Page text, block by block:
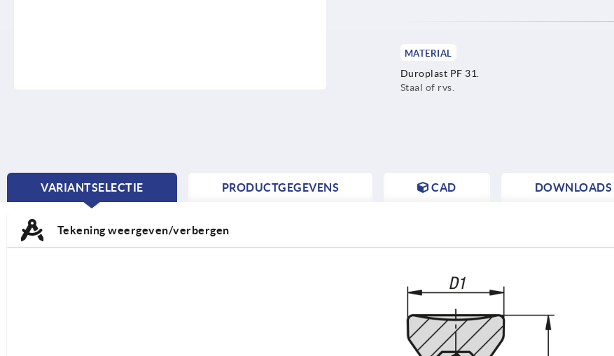
MATERIAL
Duroplast PF 31.
Staal of rvs.
VARIANTSELECTIE
CURRENT
PRODUCTGEGEVENS CAD DOWNLOADS
Tekening weergeven/verbergen